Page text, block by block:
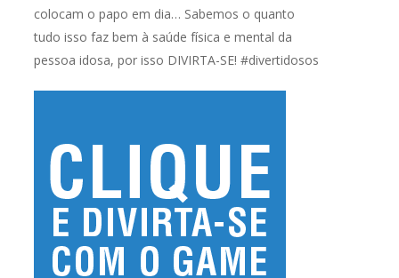
colocam o papo em dia… Sabemos o quanto
tudo isso faz bem à saúde física e mental da
pessoa idosa, por isso DIVIRTA-SE! #divertidosos